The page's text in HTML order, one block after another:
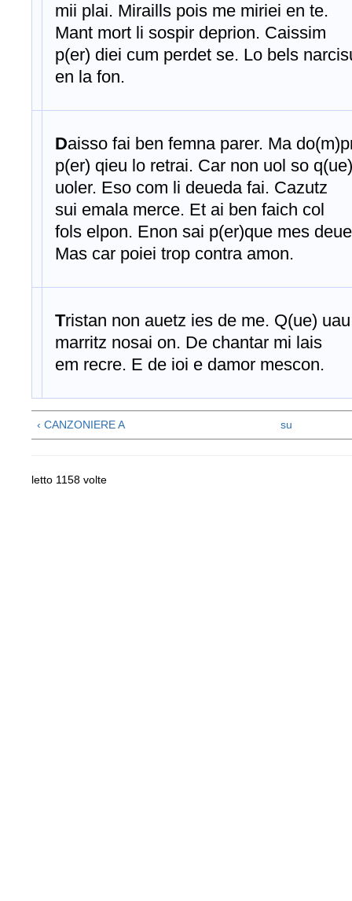
mii plai. Miraills pois me miriei en te.
Mant mort li sospir deprion. Caissim
p(er) diei cum perdet se. Lo bels
en la fon.
Daisso fai ben femna parer. Ma
p(er) qieu lo retrai. Car non uol so
uoler. Eso com li deueda fai. Cazutz
sui emala merce. Et ai ben faich col
fols elpon. Enon sai p(er)que mes
Mas car poiei trop contra amon.
Tristan non auetz ies de me. Q(ue)
marritz nosai on. De chantar mi lais
em recre. E de ioi e damor mescon.
‹ CANZONIERE A su
letto 1158 volte